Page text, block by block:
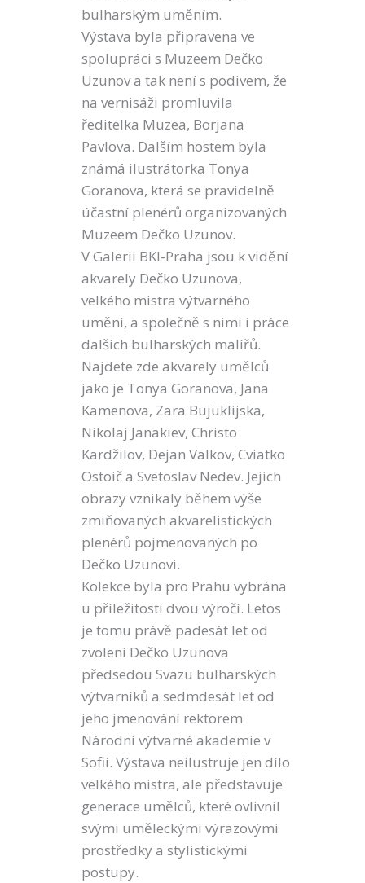
bulharským uměním.
Výstava byla připravena ve
spolupráci s Muzeem Dečko
Uzunova tak není s podivem, že
na vernisáži promluvila
ředitelka Muzea, Borjana
Pavlova. Dalším hostem byla
známá ilustrátorka Tonya
Goranova, která se pravidelně
účastní plenérů organizovaných
Muzeem Dečko Uzunov.
V Galerii BKI-Praha jsou k vidění
akvarely Dečko Uzunova,
velkého mistra výtvarného
umění, a společně s nimi i práce
dalších bulharských malířů.
Najdete zde akvarely umělců
jako je Tonya Goranova, Jana
Kamenova, Zara Bujuklijska,
Nikolaj Janakiev, Christo
Kardžilov, Dejan Valkov, Cviatko
Ostoič a Svetoslav Nedev. Jejich
obrazy vznikaly během výše
zmiňovaných akvarelistických
plenérů pojmenovaných po
Dečko Uzunovi.
Kolekce byla pro Prahu vybrána
u příležitosti dvou výročí. Letos
je tomu právě padesát let od
zvolení Dečko Uzunova
předsedou Svazu bulharských
výtvarníků a sedmdesát let od
jeho jmenování rektorem
Národní výtvarné akademie v
Sofii. Výstava neilustruje jen dílo
velkého mistra, ale představuje
generace umělců, které ovlivnil
svými uměleckými výrazovými
prostředky a stylistickými
postupy.